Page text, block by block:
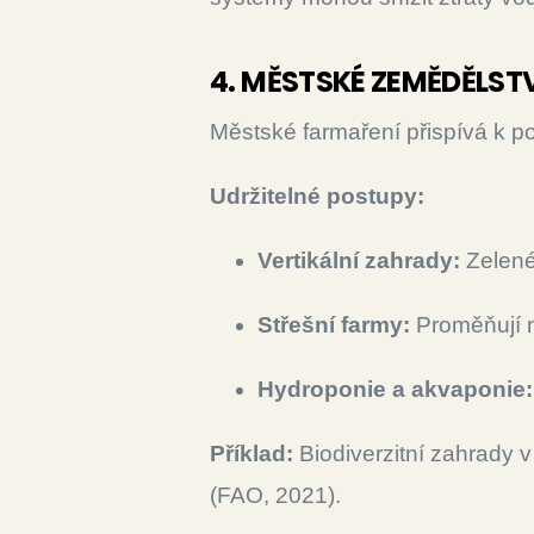
4. MĚSTSKÉ
Městské farmaření přispívá k
Udržitelné postupy:
Vertikální zahrady:
Střešní farmy: Proměňují
Hydroponie a akvaponie:
Příklad: Biodiverzitní zahrady
(FAO, 2021).